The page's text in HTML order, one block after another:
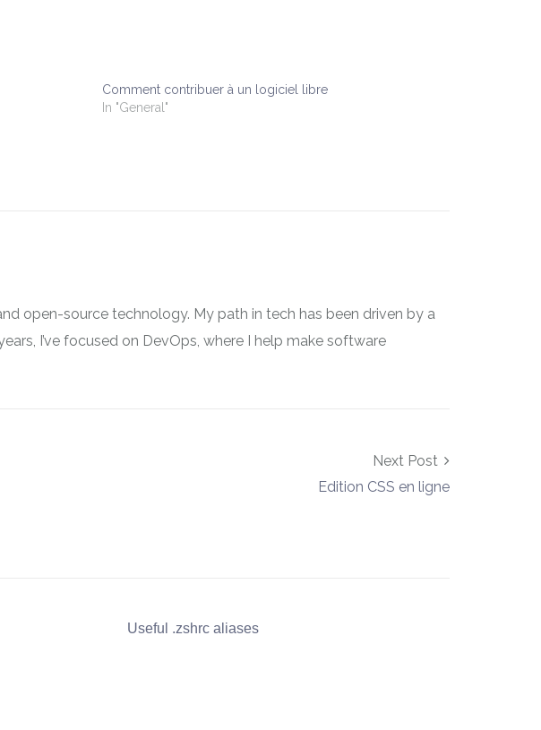
Comment contribuer à un logiciel libre
In "General"
open-source technology. My path in tech has been driven by a
I’ve focused on DevOps, where I help make software
Next Post
Edition CSS en ligne
Useful .zshrc aliases